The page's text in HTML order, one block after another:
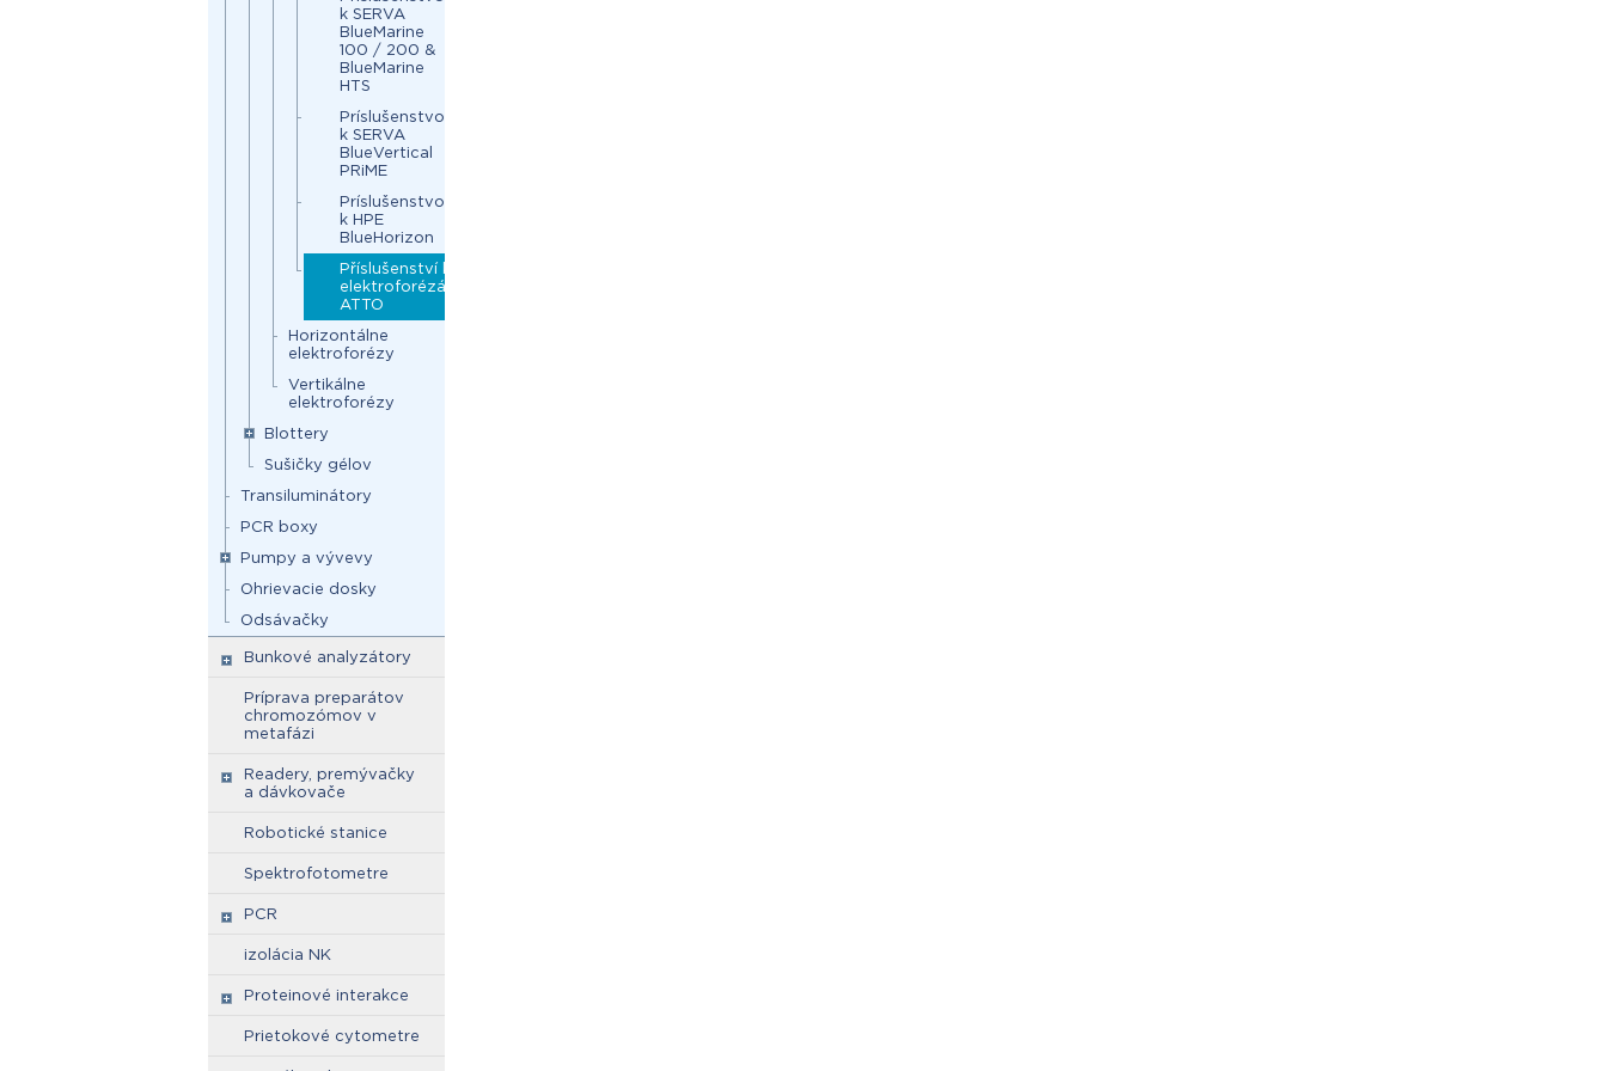
k SERVA
BlueMarine
100 / 200 &
BlueMarine
HTS
Príslušenstvo
k SERVA
BlueVertical
PRiME
Príslušenstvo
k HPE
BlueHorizon
Příslušenství k
elektroforézám
ATTO
Horizontálne
elektroforézy
Vertikálne
elektroforézy
Blottery
Sušičky gélov
Transiluminátory
PCR boxy
Pumpy a vývevy
Ohrievacie dosky
Odsávačky
Bunkové analyzátory
Príprava preparátov
chromozómov v
metafázi
Readery, premývačky
a dávkovače
Robotické stanice
Spektrofotometre
PCR
izolácia NK
Proteinové interakce
Prietokové cytometre